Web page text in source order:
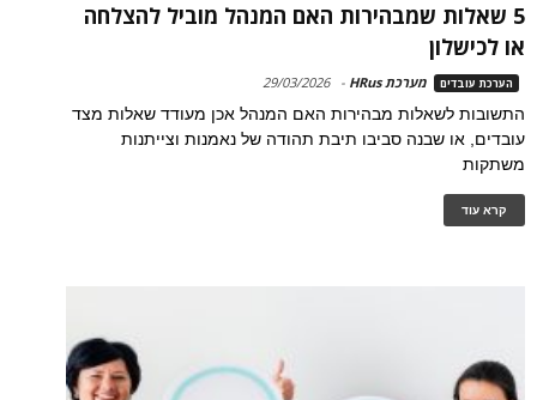
5 שאלות שמבהירות האם המנהל מוביל להצלחה
או לכישלון
הערכת עובדים מערכת HRus -
29/03/2026
התשובות לשאלות מבהירות האם המנהל אכן מעודד שאלות מצד
עובדים, או שבנה סביבו תיבת תהודה של נאמנות וצייתנות
משתקות
קרא עוד